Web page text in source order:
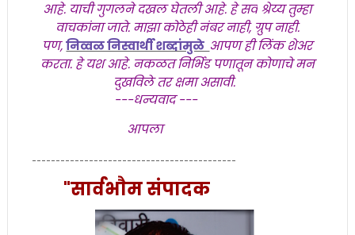
आहे. याची गुगलने दखल घेतली आहे. हे सर्व श्रेय्य तुम्हा
वाचकांना जाते. माझा कोठेही नंबर नाही, ग्रुप नाही.
पण,निव्वळ निस्वार्थी शब्दांमुळे आपण ही लिंक शेअर
करता. हे यश आहे. नकळत निर्भिड पणातून कोणाचे मन
दुखविले तर क्षमा असावी.
---धन्यवाद ---
आपला
-------------------------------------------
"सार्वभाैम संपादक